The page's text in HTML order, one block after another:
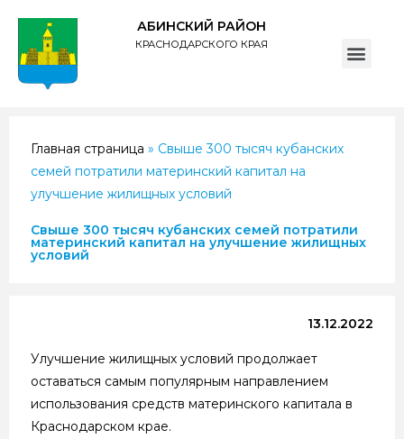
АБИНСКИЙ РАЙОН
КРАСНОДАРСКОГО КРАЯ
Главная страница » Свыше 300 тысяч кубанских
семей потратили материнский капитал на
улучшение жилищных условий
Свыше 300 тысяч кубанских семей потратили
материнский капитал на улучшение жилищных
условий
13.12.2022
Улучшение жилищных условий продолжает
оставаться самым популярным направлением
использования средств материнского капитала в
Краснодарском крае.